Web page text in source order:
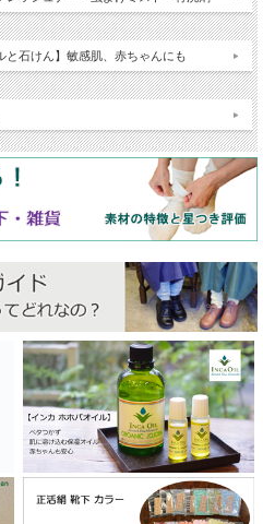
石けん】敏感肌、赤ちゃんにも